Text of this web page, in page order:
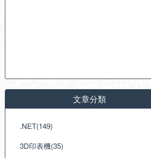
文章分類
.NET(149)
3D印表機(35)